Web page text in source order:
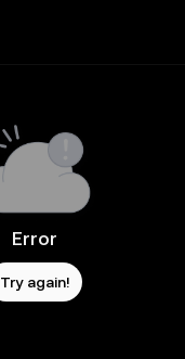
Error
Try again!